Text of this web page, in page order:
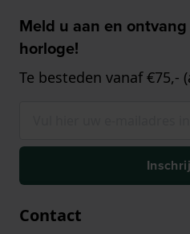
Meld u aan en
horloge!
Te besteden vanaf €75,-
Contact